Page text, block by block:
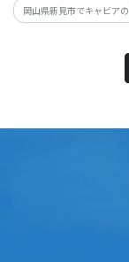
岡山県新見市でキャビア
っている蝶鮫屋のキャビ
アバターの人気シリーズ
ゲットにぬって、特別